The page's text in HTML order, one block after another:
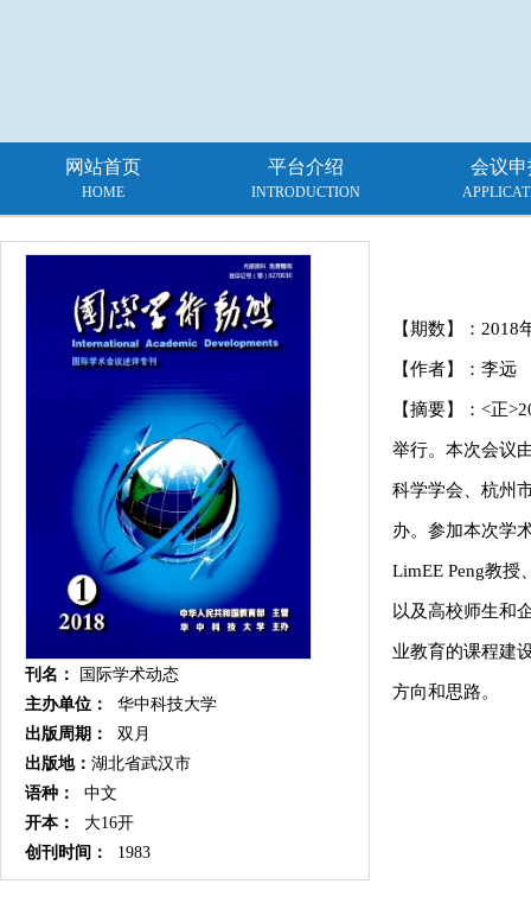
网站首页
HOME
平台介绍
INTRODUCTION
会议申
刊名：
国际学术动态
主办单位：
华中科技大学
出版周期：
双月
出版地： 湖北省武汉市
语种：
中文
开本：
大16开
创刊时间：
1983
【期数】： 2018
【作者】：李远
【摘要】：<正
举行。本次会议
科学学会、杭州
办。参加本次学
LimEE Peng教授
以及高校师生和
业教育的课程建
方向和思路。